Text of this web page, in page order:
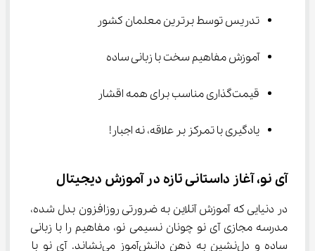
تدریس توسط برترین معلمان کشور
آموزش مفاهیم سخت با زبانی ساده
قیمت‌گذاری مناسب برای همه اقشار
یادگیری با تمرکز بر علاقه، نه اجبار!
آی‌ نو، آغاز داستانی تازه در آموزش دیجیتال
در دنیایی که آموزش آنلاین به ضرورتی روزافزون بدل شده،
مدرسه مجازی آی‌ نو چونان نسیمی نو، مفاهیم را با زبانی
ساده و دل‌نشین به ذهن دانش‌آموز می‌نشاند. آی‌ نو با